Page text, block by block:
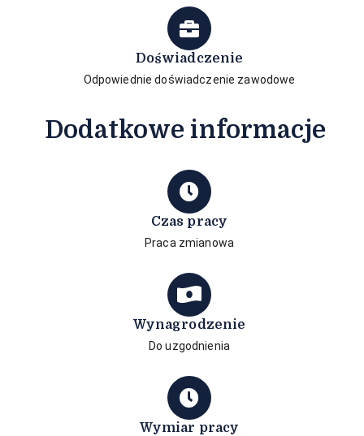
Doświadczenie
Odpowiednie doświadczenie zawodowe
Dodatkowe informacje
Czas pracy
Praca zmianowa
Wynagrodzenie
Do uzgodnienia
Wymiar pracy